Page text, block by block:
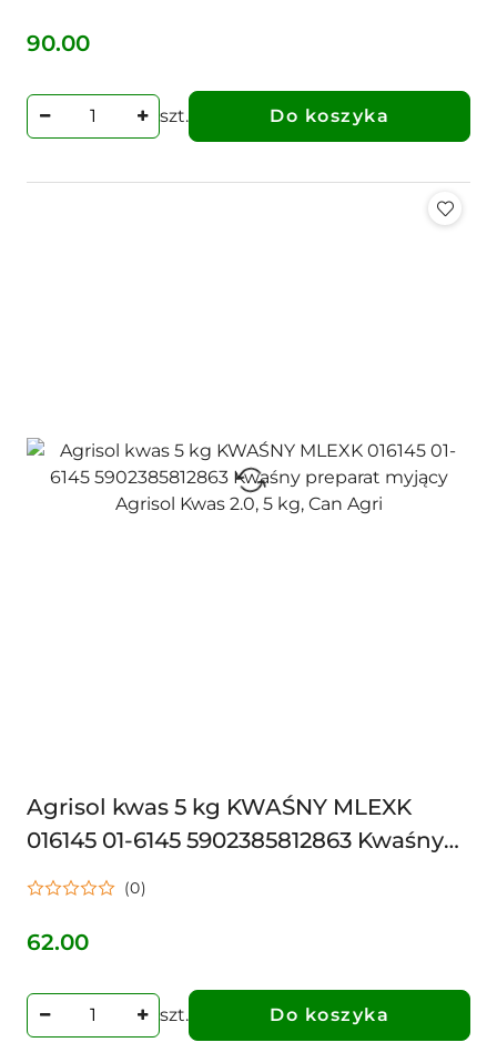
Cena:
90.00
szt. Do koszyka
Agrisol kwas 5 kg KWAŚNY MLEXK
016145 01-6145 5902385812863 Kwaśny
preparat myjący Agrisol Kwas 2.0, 5 kg,
(0)
Cena:
62.00
szt. Do koszyka